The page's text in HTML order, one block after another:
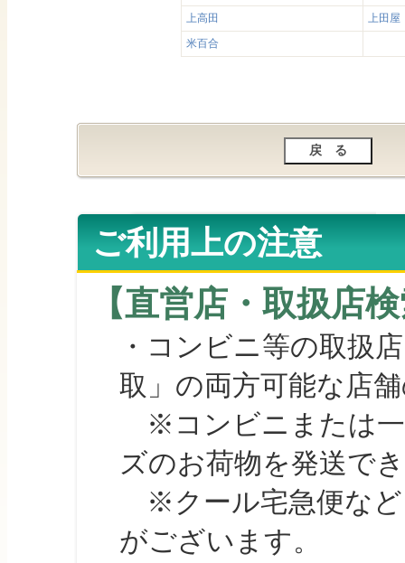
上高田
上田屋
米百合
ご利用上の注意
【直営店・取扱店
・コンビニ等の取扱
取」の両方可能な店
※コンビニまたは一
ズのお荷物を発送で
※クール宅急便など
がございます。